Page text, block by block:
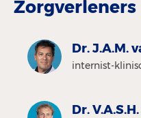
Zorgverleners
Dr. J.A.M.
internist-
Dr.